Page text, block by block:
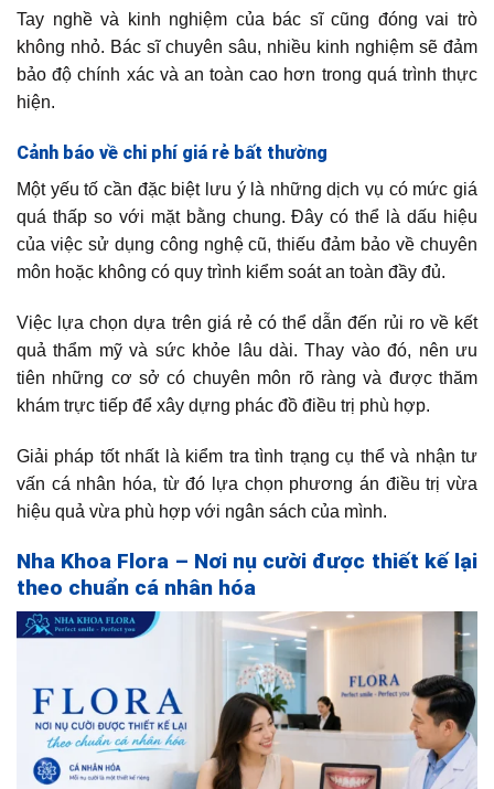
Tay nghề và kinh nghiệm của bác sĩ cũng đóng vai trò
không nhỏ. Bác sĩ chuyên sâu, nhiều kinh nghiệm sẽ đảm
bảo độ chính xác và an toàn cao hơn trong quá trình thực
hiện.
Cảnh báo về chi phí giá rẻ bất thường
Một yếu tố cần đặc biệt lưu ý là những dịch vụ có mức giá
quá thấp so với mặt bằng chung. Đây có thể là dấu hiệu
của việc sử dụng công nghệ cũ, thiếu đảm bảo về chuyên
môn hoặc không có quy trình kiểm soát an toàn đầy đủ.
Việc lựa chọn dựa trên giá rẻ có thể dẫn đến rủi ro về kết
quả thẩm mỹ và sức khỏe lâu dài. Thay vào đó, nên ưu
tiên những cơ sở có chuyên môn rõ ràng và được thăm
khám trực tiếp để xây dựng phác đồ điều trị phù hợp.
Giải pháp tốt nhất là kiểm tra tình trạng cụ thể và nhận tư
vấn cá nhân hóa, từ đó lựa chọn phương án điều trị vừa
hiệu quả vừa phù hợp với ngân sách của mình.
Nha Khoa Flora – Nơi nụ cười được thiết kế lại
theo chuẩn cá nhân hóa